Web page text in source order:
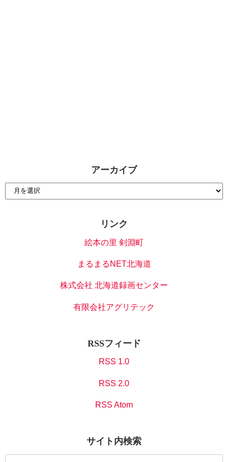
アーカイブ
リンク
絵本の里 剣淵町
まるまるNET北海道
株式会社 北海道録画センター
有限会社アグリテック
RSSフィード
RSS 1.0
RSS 2.0
RSS Atom
サイト内検索